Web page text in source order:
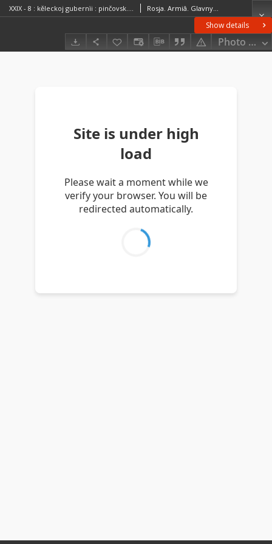
Show details
Photo
XXIX - 8 : kěleckoj gubernìi : pinčovsk., stropnick., andreevsk. i kěleck. uězdov. Rosja. Armiâ. Glavnyj štab. Litografìâ kartografičeskago zavedenìâ. Wydawca